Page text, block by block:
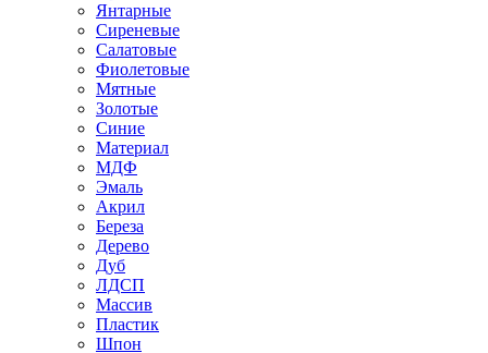
Янтарные
Сиреневые
Салатовые
Фиолетовые
Мятные
Золотые
Синие
Материал
МДФ
Эмаль
Акрил
Береза
Дерево
Дуб
ЛДСП
Массив
Пластик
Шпон